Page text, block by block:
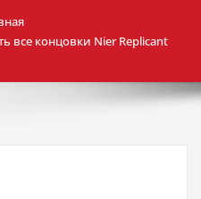
все концовки Nier Replicant